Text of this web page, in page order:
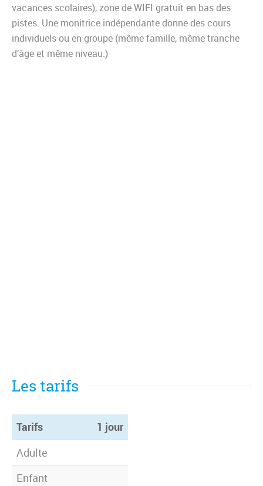
vacances scolaires), zone de WIFI gratuit en bas des
pistes. Une monitrice indépendante donne des cours
individuels ou en groupe (même famille, même tranche
d’âge et même niveau.)
Les tarifs
Tarifs
1 jour
Tarifs
Adulte
Enfant